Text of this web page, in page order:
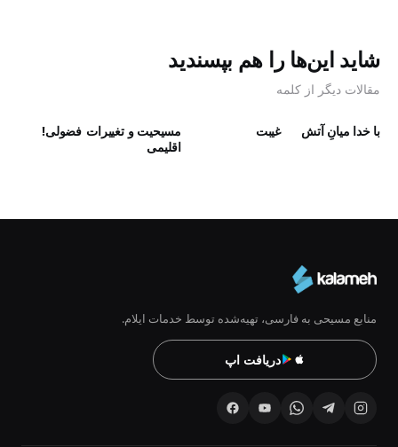
شاید این‌ها را هم بپسندید
مقالات دیگر از کلمه
با خدا میانِ آتش غیبت
مسیحیت و تغییرات
اقلیمی
فضولی!
منابع مسیحی به فارسی، تهیه‌شده توسط خدمات ایلام.
دریافت اپ